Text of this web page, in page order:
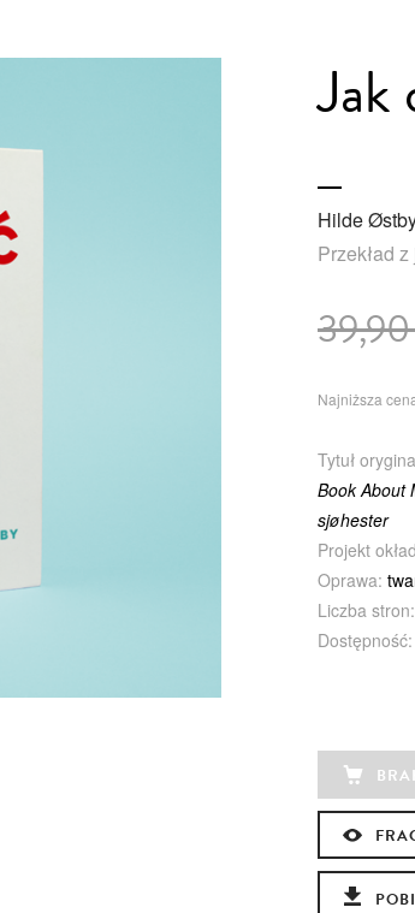
Jak
Hilde Østby
Przekład
39,90
Najniższa
Tytuł
Book About
sjøhester
Projekt
Oprawa:
Liczba stron:
Dostępność: